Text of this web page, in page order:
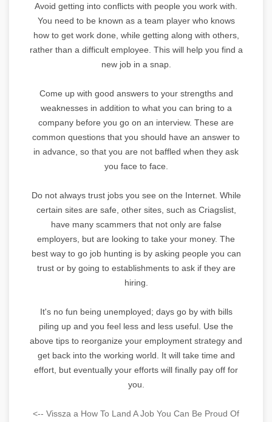
Avoid getting into conflicts with people you work with.
You need to be known as a team player who knows
how to get work done, while getting along with others,
rather than a difficult employee. This will help you find a
new job in a snap.
Come up with good answers to your strengths and
weaknesses in addition to what you can bring to a
company before you go on an interview. These are
common questions that you should have an answer to
in advance, so that you are not baffled when they ask
you face to face.
Do not always trust jobs you see on the Internet. While
certain sites are safe, other sites, such as Criagslist,
have many scammers that not only are false
employers, but are looking to take your money. The
best way to go job hunting is by asking people you can
trust or by going to establishments to ask if they are
hiring.
It's no fun being unemployed; days go by with bills
piling up and you feel less and less useful. Use the
above tips to reorganize your employment strategy and
get back into the working world. It will take time and
effort, but eventually your efforts will finally pay off for
you.
<-- Vissza a How To Land A Job You Can Be Proud Of